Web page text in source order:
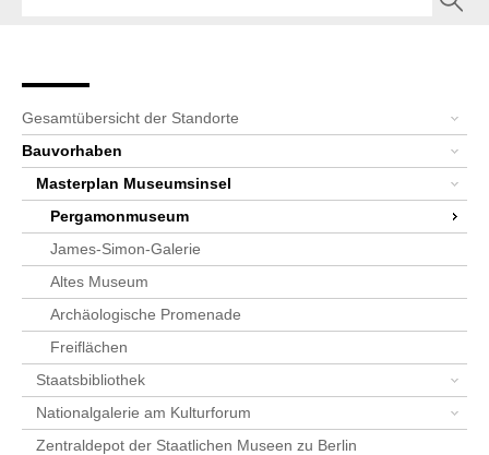
Seitenpfad
Bereichsnavigation
Gesamtübersicht der Standorte
Bauvorhaben
Masterplan Museumsinsel
Pergamonmuseum
James-Simon-Galerie
Altes Museum
Archäologische Promenade
Freiflächen
Staatsbibliothek
Nationalgalerie am Kulturforum
Zentraldepot der Staatlichen Museen zu Berlin